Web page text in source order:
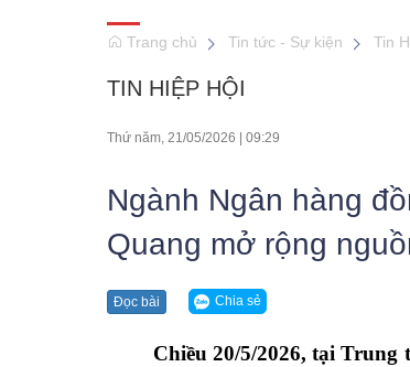
Giới thiệu chung
Sơ đồ tổ chức
BCH Hiệp hội DN Tỉnh
Thường trực Hiệp hội
Điều lệ Hiệp hội
Trang chủ Tin tức - Sự kiện Tin
TIN HIỆP HỘI
Thứ năm, 21/05/2026 09:29
Ngành Ngân hàng
Quang mở rộng
Đọc bài Chia sẻ
Chiều 20/5/2026, tại Trung